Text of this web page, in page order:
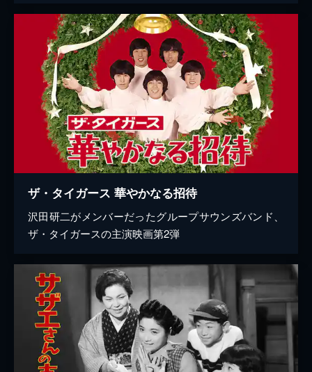
ザ・タイガース 華やかなる招待
沢田研二がメンバーだったグループサウンズバンド、
ザ・タイガースの主演映画第2弾